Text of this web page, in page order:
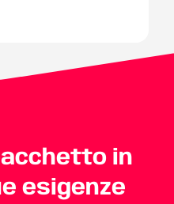
in
esigenze